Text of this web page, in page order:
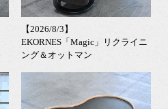
【2026/8/3】
EKORNES「Magic」リクライニ
ング＆オットマン